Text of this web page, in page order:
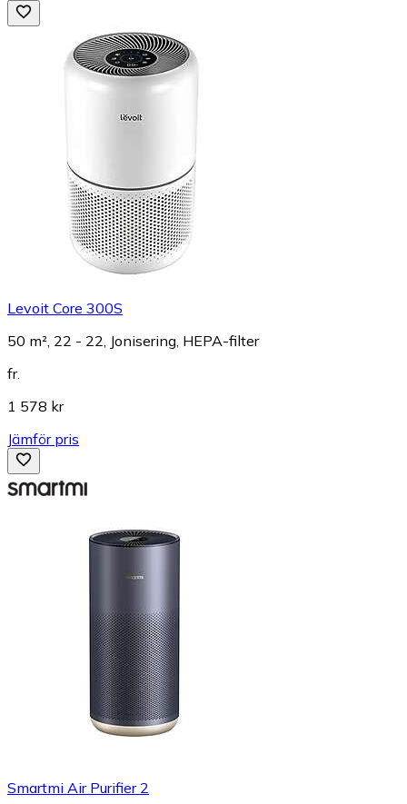
Levoit Core 300S
50 m², 22 - 22, Jonisering, HEPA-filter
fr.
1 578 kr
Jämför pris
Smartmi Air Purifier 2